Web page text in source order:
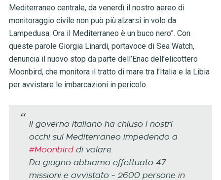
Mediterraneo centrale, da venerdì il nostro aereo di
monitoraggio civile non può più alzarsi in volo da
Lampedusa. Ora il Mediterraneo è un buco nero”. Con
queste parole Giorgia Linardi, portavoce di Sea Watch,
denuncia il nuovo stop da parte dell’Enac dell’elicottero
Moonbird, che monitora il tratto di mare tra l’Italia e la Libia
per avvistare le imbarcazioni in pericolo.
Il governo italiano ha chiuso i nostri
occhi sul Mediterraneo impedendo a
#Moonbirddi volare.
Da giugno abbiamo effettuato 47
missioni e avvistato ~ 2600 persone in